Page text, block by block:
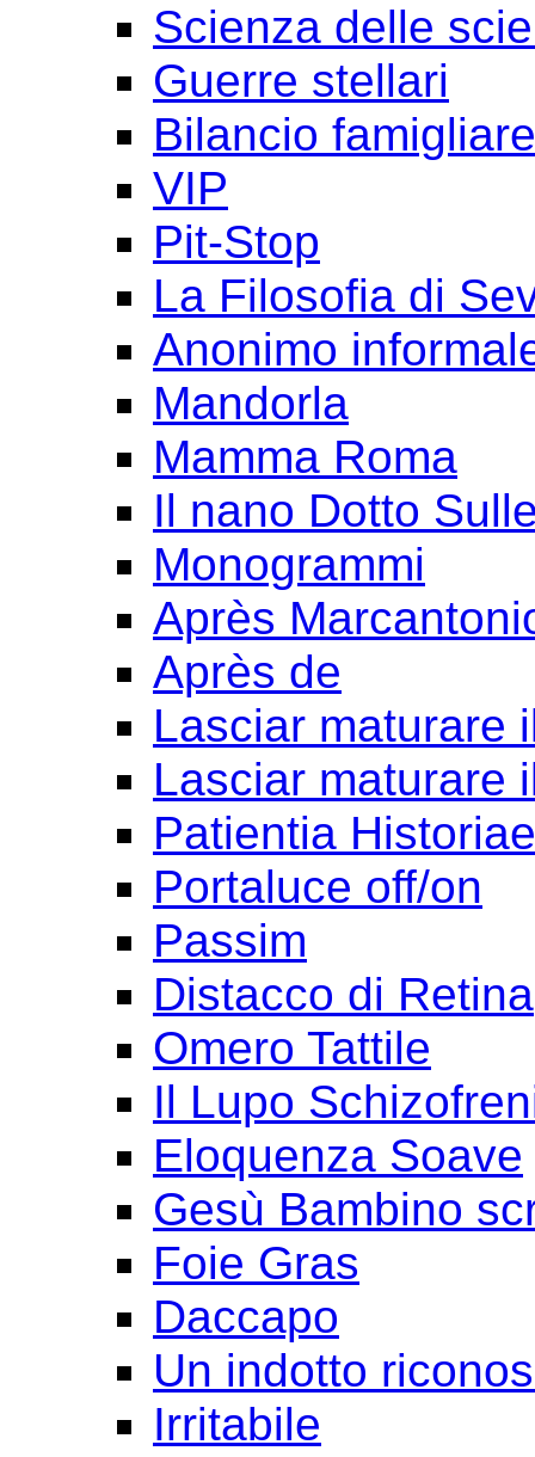
Scienza delle
Guerre stellari
Bilancio famigliare
VIP
Pit-Stop
La Filosofia di
Anonimo
Mandorla
Mamma Roma
Il nano Dotto
Monogrammi
Après
Après de
Lasciar maturare
Lasciar maturare
Patientia Historiae
Portaluce off/on
Passim
Distacco di Retina
Omero Tattile
Il Lupo
Eloquenza Soave
Gesù Bambino
Foie Gras
Daccapo
Un indotto
Irritabile